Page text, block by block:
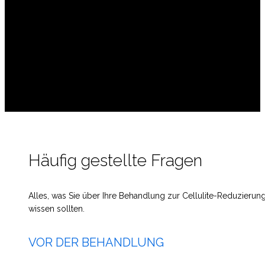
Häufig gestellte Fragen
Alles, was Sie über Ihre Behandlung zur Cellulite-
wissen sollten.
VOR DER BEHANDLUNG